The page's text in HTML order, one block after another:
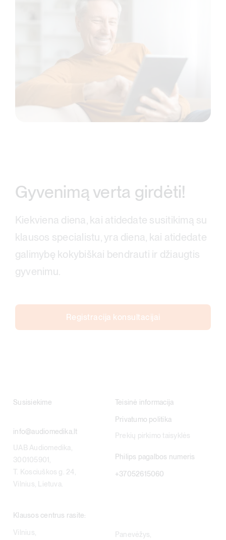
Gyvenimą verta girdėti!
Kiekviena diena, kai atidedate susitikimą su
klausos specialistu, yra diena, kai atidedate
galimybę kokybiškai bendrauti ir džiaugtis
gyvenimu.
Registracija konsultacijai
Susisiekime
info@audiomedika.lt
UAB Audiomedika,
300105901,
T. Kosciuškos g. 24,
Vilnius, Lietuva.
Teisinė informacija
Privatumo politika
Prekių pirkimo taisyklės
Philips pagalbos numeris
+37052615060
Klausos centrus rasite:
Vilnius, Panevėžys,